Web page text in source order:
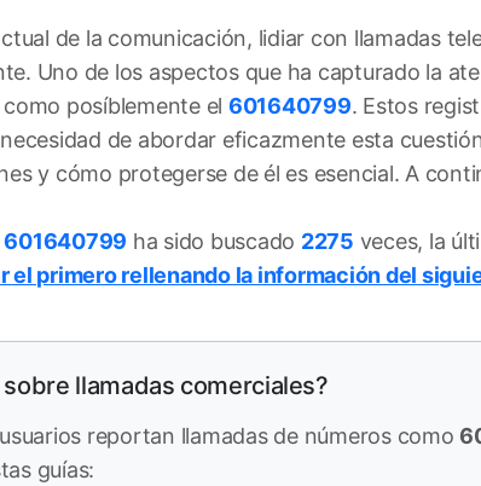
de la comunicación, lidiar con llamadas
Uno de los aspectos que ha capturado la
posíblemente el 601640799. Estos
de abordar eficazmente esta
y cómo protegerse de él es esencial. A
601640799 ha sido buscado 2275 veces, la
el primero rellenando la información del
sobre llamadas comerciales?
reportan llamadas de números como
guías: